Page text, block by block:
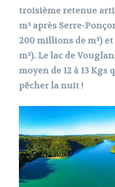
troisième retenue
m³ après Serre-
200 millions de m³)
m³). Le lac de
moyen de 12 à 13
pêcher la nuit !